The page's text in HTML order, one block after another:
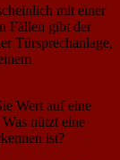
mit einer
Fällen gibt der
Türsprechanlage,
Wert auf eine
nützt eine
ist?